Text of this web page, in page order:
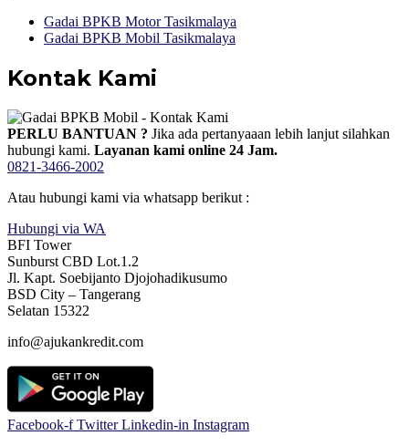
Gadai BPKB Motor Tasikmalaya
Gadai BPKB Mobil Tasikmalaya
Kontak Kami
PERLU BANTUAN ? Jika ada pertanyaaan lebih lanjut silahkan
hubungi kami. Layanan kami online 24 Jam.
0821-3466-2002
Atau hubungi kami via whatsapp berikut :
Hubungi via WA
BFI Tower
Sunburst CBD Lot.1.2
Jl. Kapt. Soebijanto Djojohadikusumo
BSD City – Tangerang
Selatan 15322
info@ajukankredit.com
Facebook-f Twitter Linkedin-in Instagram